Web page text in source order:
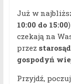
Już w
10:00 do 15:00
czekają na
przez
gospodyń
Przyjdź,